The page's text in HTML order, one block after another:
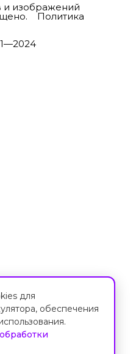
и изображений
Политика
для
обеспечения